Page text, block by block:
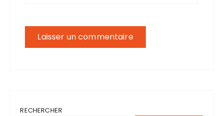
RECHERCHER